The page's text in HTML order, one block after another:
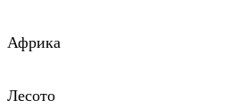
Африка
Лесото